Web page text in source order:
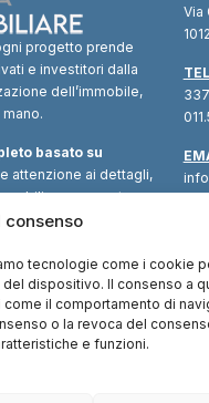
consenso
tecnologie come i cookie
dispositivo. Il consenso a
il comportamento di
o la revoca del
e funzioni.
progetto prende
e investitori dalla
dell’immobile,
basato su
attenzione ai dettagli,
supporto
Un unico
Via